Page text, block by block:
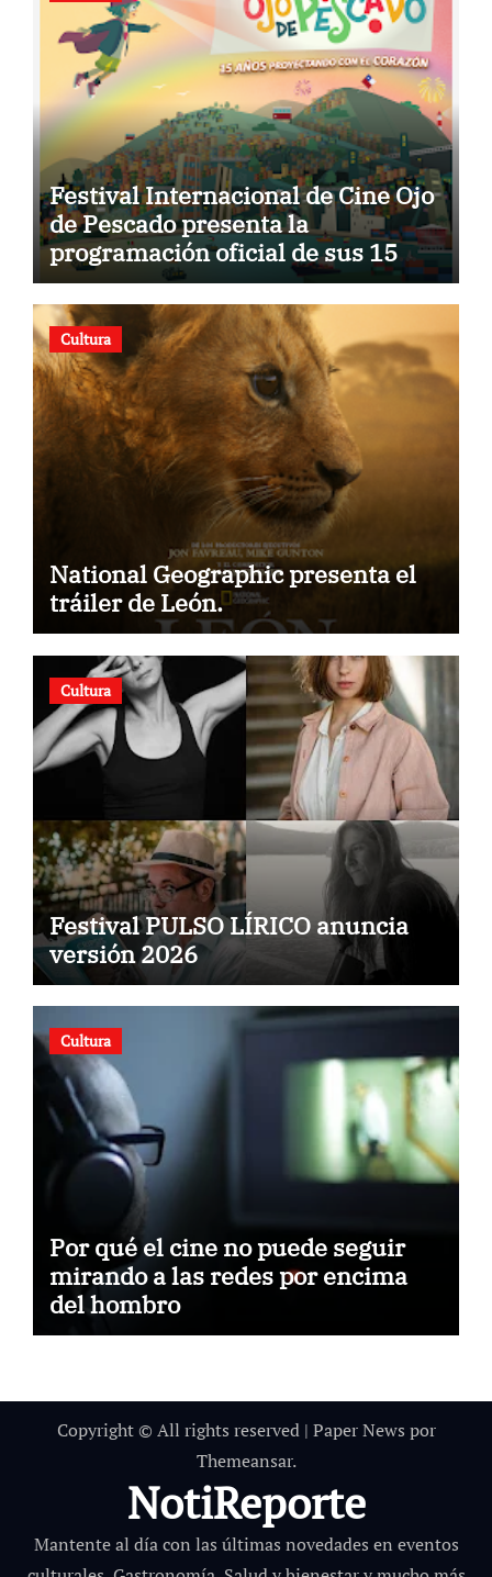
Festival Internacional de Cine Ojo
de Pescado presenta la
programación oficial de sus 15
años
Cultura
National Geographic presenta el
tráiler de León.
Cultura
Festival PULSO LÍRICO anuncia
versión 2026
Cultura
Por qué el cine no puede seguir
mirando a las redes por encima
del hombro
Copyright © All rights reserved | Paper News por
Themeansar.
NotiReporte
Mantente al día con las últimas novedades en eventos